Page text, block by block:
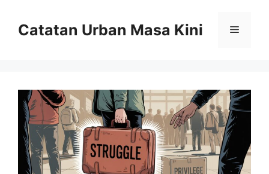
contentCatatan Urban Masa Kini Menu